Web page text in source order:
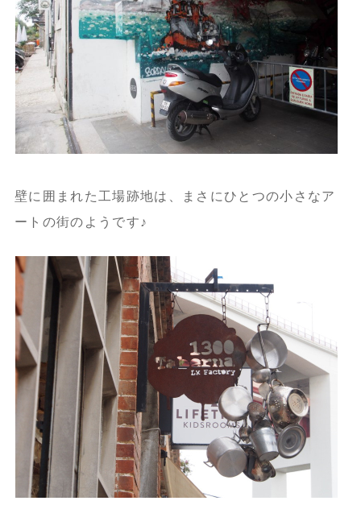
壁に囲まれた工場跡地は、まさにひとつの小さなア
ートの街のようです♪